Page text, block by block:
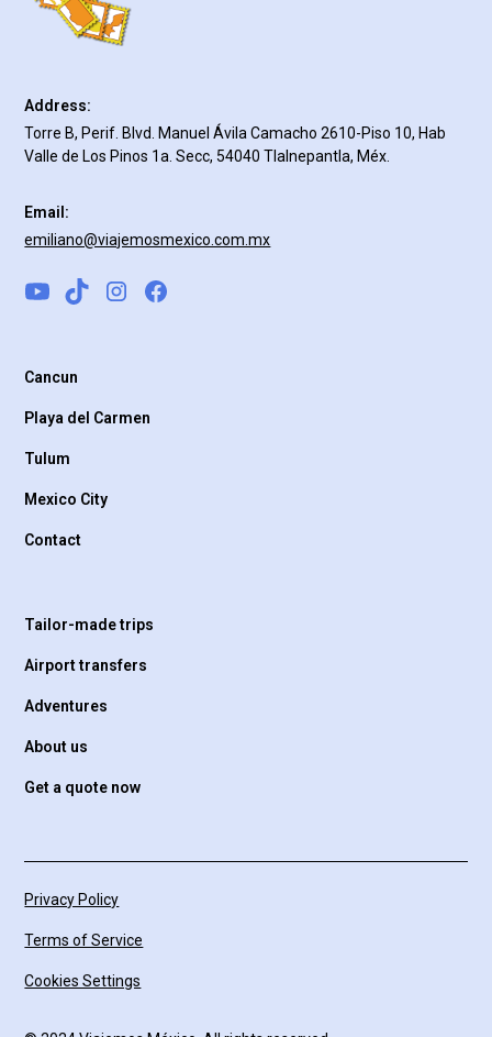
Address:
Torre B, Perif. Blvd. Manuel Ávila Camacho 2610-Piso 10, Hab
Valle de Los Pinos 1a. Secc, 54040 Tlalnepantla, Méx.
Email:
emiliano@viajemosmexico.com.mx
Cancun
Playa del Carmen
Tulum
Mexico City
Contact
Tailor-made trips
Airport transfers
Adventures
About us
Get a quote now
Privacy Policy
Terms of Service
Cookies Settings